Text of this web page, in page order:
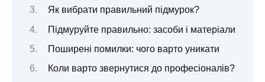
Як вибрати правильний підмурок?
Підмуруйте правильно: засоби і матеріали
Поширені помилки: чого варто уникати
Коли варто звернутися до професіоналів?